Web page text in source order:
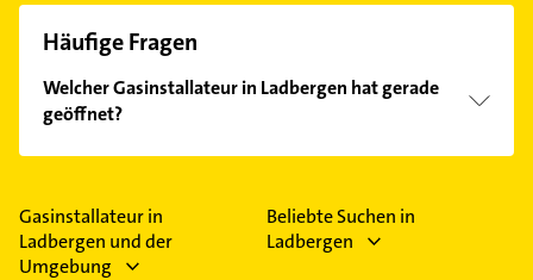
Häufige Fragen
Welcher Gasinstallateur in Ladbergen hat gerade
geöffnet?
Im Anbieter-Bereich finden Sie alleÖffnungszeiten.
Feiertagen abweichen können.
Gasinstallateur in
Ladbergen und der
Umgebung
Beliebte Suchen in
Ladbergen